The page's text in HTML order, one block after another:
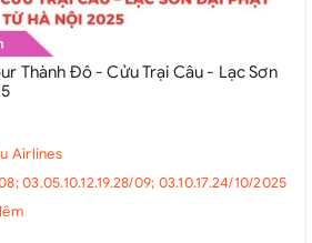
Thành Đô - Cửu Trại Câu - Lạc Sơn
Airlines
03.05.10.12.19.28/09; 03.10.17.24/10/2025